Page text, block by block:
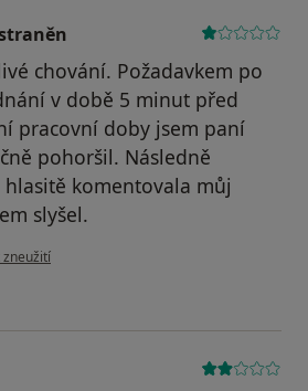
chování. Požadavkem po
v době 5 minut před
pracovní doby jsem paní
pohoršil. Následně
komentovala můj
slyšel.
uživatele Váš účet byl odstraněn
zneužití